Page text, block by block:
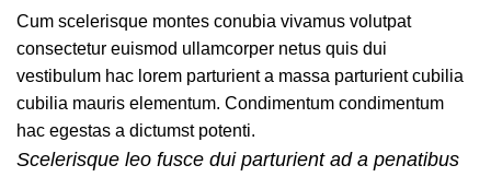
Cum scelerisque montes conubia vivamus volutpat
consectetur euismod ullamcorper netus quis dui
vestibulum hac lorem parturient a massa parturient cubilia
cubilia mauris elementum. Condimentum condimentum
hac egestas a dictumst potenti.
Scelerisque leo fusce dui parturient ad a penatibus